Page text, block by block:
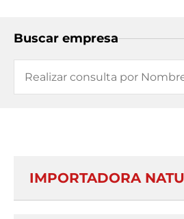
Buscar empresa
IMPORTADORA